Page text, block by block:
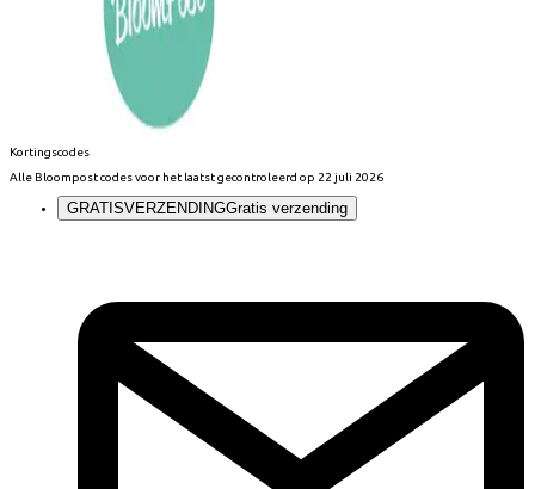
Kortingscodes
Alle Bloompostcodes voor het laatst gecontroleerd op 22 juli 2026
GRATISVERZENDINGGratis verzending